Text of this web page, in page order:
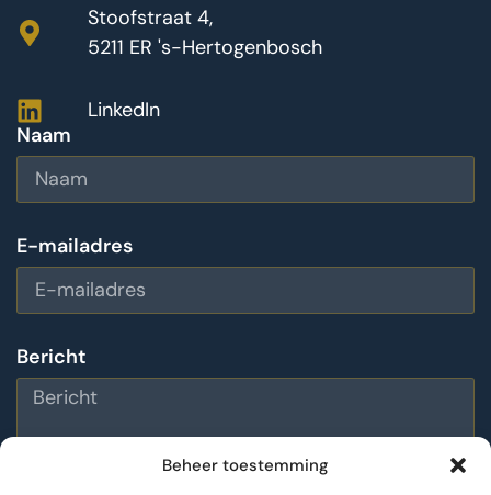
Beheer toestemming
Stoofstraat 4,
5211 ER 's-Hertogenbosch
LinkedIn
Naam
E-mailadres
Bericht